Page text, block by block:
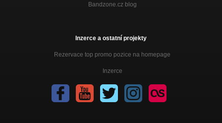
Bandzone.cz blog
Inzerce a ostatní projekty
Rezervace top promo pozice na homepage
Inzerce